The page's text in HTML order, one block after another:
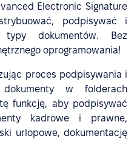
Electronic Signature
podpisywać i
typy dokumentów. Bez
oprogramowania!
proces podpisywania i
dokumenty w folderach
funkcję, aby podpisywać
kadrowe i prawne,
urlopowe, dokumentację